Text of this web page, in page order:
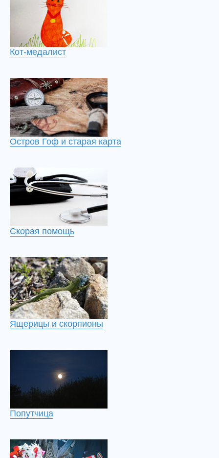
Кот-медалист
Остров Гоф и старая карта
Скорая помощь
Ящерицы и скорпионы
Попутчица